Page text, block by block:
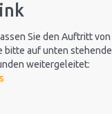
Sie den Auftritt von
bitte auf unten
weitergeleitet: